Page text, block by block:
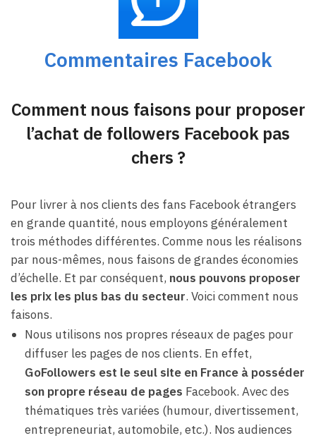
Commentaires Facebook
Comment nous faisons pour proposer
l’achat de followers Facebook pas
chers ?
Pour livrer à nos clients des fans Facebook étrangers
en grande quantité, nous employons généralement
trois méthodes différentes. Comme nous les réalisons
par nous-mêmes, nous faisons de grandes économies
d’échelle. Et par conséquent, nous pouvons proposer
les prix les plus bas du secteur. Voici comment nous
faisons.
Nous utilisons nos propres réseaux de pages pour
diffuser les pages de nos clients. En effet,
GoFollowers est le seul site en France à posséder
son propre réseau de pages Facebook. Avec des
thématiques très variées (humour, divertissement,
entrepreneuriat, automobile, etc.). Nos audiences